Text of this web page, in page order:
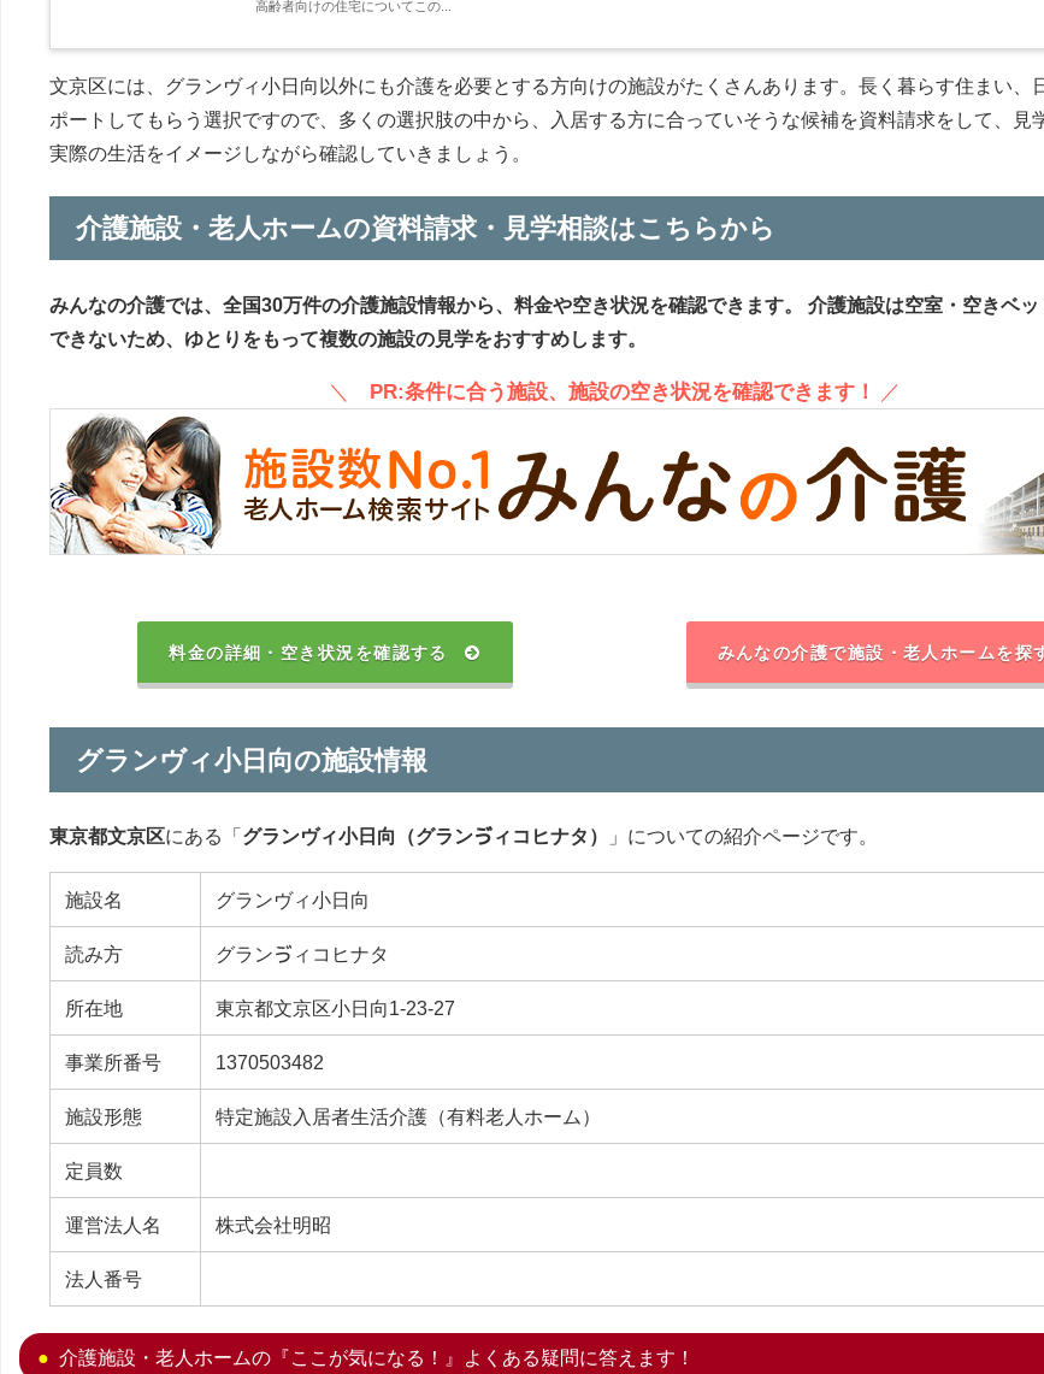
高齢者向けの住宅についてこの...
文京区には、グランヴィ小日向以外にも介護を必要とする方向けの施設がたくさんあります。長く暮らす住まい、
ポートしてもらう選択ですので、多くの選択肢の中から、入居する方に合っていそうな候補を資料請求をして、見
実際の生活をイメージしながら確認していきましょう。
介護施設・老人ホームの資料請求・見学相談はこちらから
みんなの介護では、全国30万件の介護施設情報から、料金や空き状況を確認できます。
介護施設は空室・空きベ
できないため、ゆとりをもって複数の施設の見学をおすすめします。
＼ PR:条件に合う施設、施設の空き状況を確認できます！ ／
料金の詳細・空き状況を確認する みんなの介護で施設・老人ホームを探
グランヴィ小日向の施設情報
東京都文京区にある「 グランヴィ小日向（グランゔィコヒナタ） 」についての紹介ページです。
施設名 グランヴィ小日向
読み方 グランゔィコヒナタ
所在地 東京都文京区小日向1-23-27
事業所番号 1370503482
施設形態 特定施設入居者生活介護（有料老人ホーム）
定員数
運営法人名 株式会社明昭
法人番号
介護施設・老人ホームの『ここが気になる！』よくある疑問に答えます！